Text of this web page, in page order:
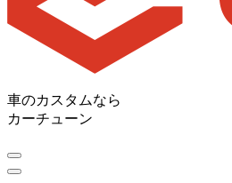
車のカスタムなら
カーチューン